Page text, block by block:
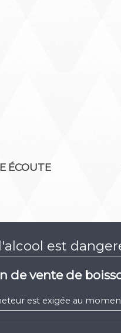
ÉCOUTE
est
de vente de
est exigée au